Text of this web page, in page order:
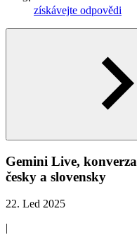
získávejte odpovědi
Gemini Live,
česky a slovensky
22. Led 2025
|